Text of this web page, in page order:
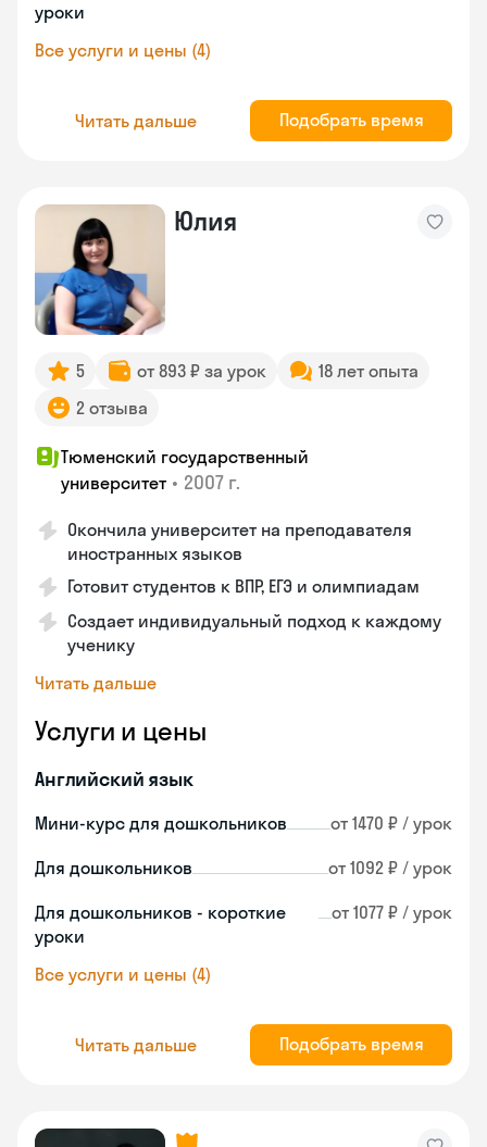
уроки
Все услуги и цены (4)
Читать дальше Подобрать время
Юлия
5 от 893 ₽ за урок
18 лет опыта
2 отзыва
Тюменский государственный
университет • 2007 г.
Окончила университет на преподавателя
иностранных языков
Готовит студентов к ВПР, ЕГЭ и олимпиадам
Создает индивидуальный подход к каждому
ученику
Читать дальше
Услуги и цены
Английский язык
Мини-курс для дошкольников от 1470 ₽ / урок
Для дошкольников от 1092 ₽ / урок
Для дошкольников - короткие
уроки
от 1077 ₽ / урок
Все услуги и цены (4)
Читать дальше Подобрать время